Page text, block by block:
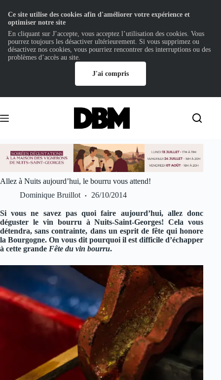
contenu
Allez à Nuits aujourd’hui, le bourru vous attend!
Dominique Bruillot
26/10/2014
Si vous ne savez pas quoi faire aujourd’hui, allez donc
déguster le vin bourru à Nuits-Saint-Georges! Cela vous
détendra, sans contrainte, dans un esprit de fête qui honore
la Bourgogne. On vous dit pourquoi il est difficile d’échapper
à cette grande Fête du vin bourru.
Ce site utilise des cookies afin d'améliorer votre expérience et
optimiser notre site
En cliquant sur J’accepte, vous acceptez l’utilisation des cookies. Vous
pourrez toujours les désactiver ultérieurement. Si vous supprimez ou
désactivez nos cookies, vous pourriez rencontrer des interruptions ou des
problèmes d’accès au site.
J'ai compris